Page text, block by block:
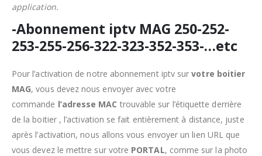
application.
-Abonnement iptv MAG 250-252-
253-255-256-322-323-352-353-…etc
Pour l’activation de notre abonnement iptv survotre boitier
MAG, vous devez nous envoyer avec votre
commande l’adresse MAC trouvable sur l’étiquette derrière
de la boitier , l’activation se fait entièrement à distance, juste
après l’activation, nous allons vous envoyer un lien URL que
vous devez le mettre sur votre PORTAL, comme sur la photo